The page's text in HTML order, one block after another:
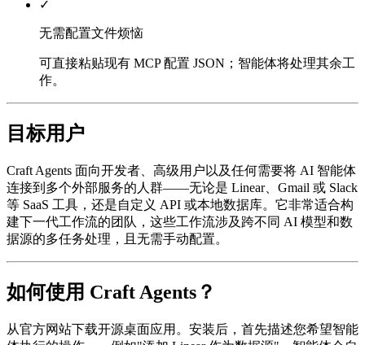
✓
无需配置文件烦恼
可直接粘贴现有 MCP 配置 JSON；智能体将处理其余工
作。
目标用户
Craft Agents 面向开发者、高级用户以及任何需要将 AI 智能体
连接到多个外部服务的人群——无论是 Linear、Gmail 或 Slack
等 SaaS 工具，还是自定义 API 或本地数据库。它非常适合构
建下一代工作流的团队，这些工作流涉及跨不同 AI 模型和数
据源的多任务处理，且无需手动配置。
如何使用 Craft Agents？
从官方网站下载开源桌面应用。安装后，首先描述您希望智能